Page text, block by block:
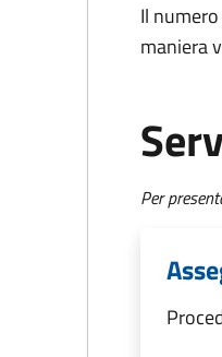
Il
maniera
Per